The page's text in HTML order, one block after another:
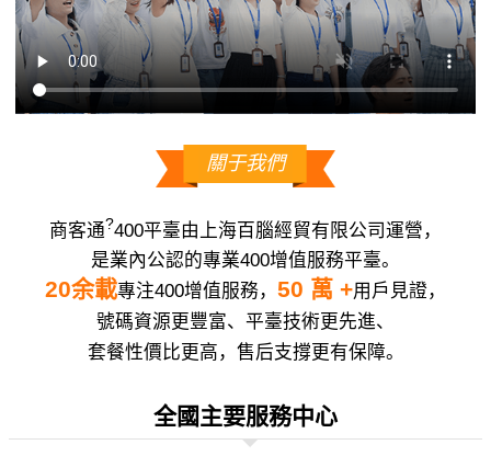
關于我們
商客通?400平臺由上海百腦經貿有限公司運營，
是業內公認的專業400增值服務平臺。
20余載專注400增值服務， 50 萬 +用戶見證，
號碼資源更豐富、平臺技術更先進、
套餐性價比更高，售后支撐更有保障。
全國主要服務中心